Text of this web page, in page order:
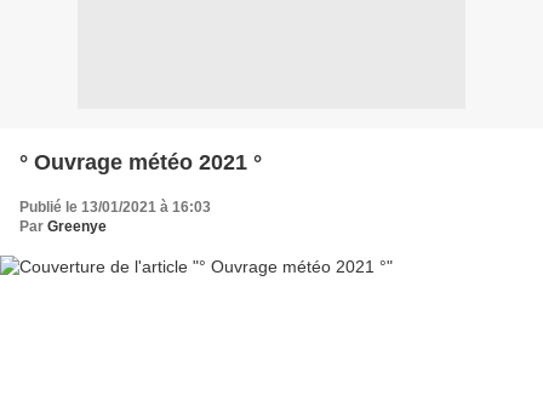
° Ouvrage météo 2021 °
Publié le 13/01/2021 à 16:03
Par Greenye